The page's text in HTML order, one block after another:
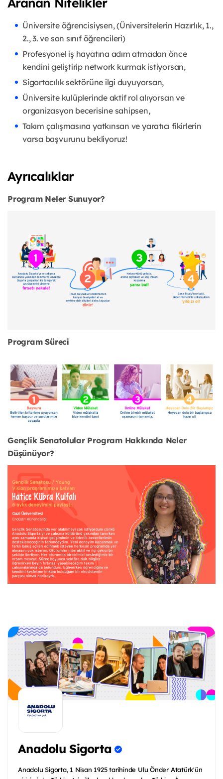
Üniversite öğrencisiysen, (Üniversitelerin Hazırlık, 1.,
2., 3. ve son sınıf öğrencileri)
Profesyonel iş hayatına adım atmadan önce
kendini geliştirip network kurmak istiyorsan,
Sigortacılık sektörüne ilgi duyuyorsan,
Üniversite kulüplerinde aktif rol alıyorsan ve
organizasyon becerisine sahipsen,
Takım çalışmasına yatkınsan ve yaratıcı fikirlerin
varsa başvurunu bekliyoruz!
Ayrıcalıklar
Program Neler Sunuyor?
Program Süreci
Gençlik Senatolular Program Hakkında Neler
Düşünüyor?
Anadolu Sigorta
Anadolu Sigorta, 1 Nisan 1925 tarihinde Ulu Önder Atatürk'ün